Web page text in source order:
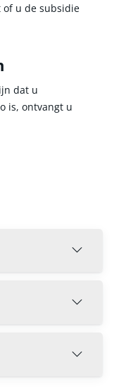
of u de subsidie
dat u
is, ontvangt u